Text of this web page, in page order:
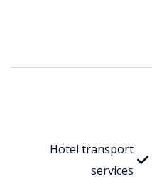
Hotel transport
services